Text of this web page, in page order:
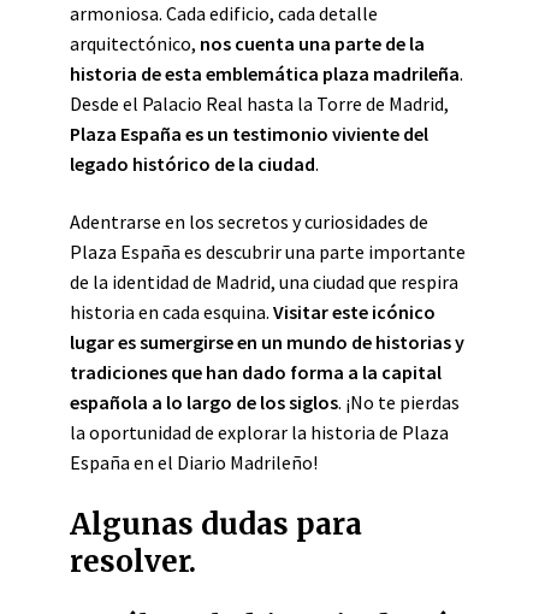
armoniosa. Cada edificio, cada detalle
arquitectónico, nos cuenta una parte de la
historia de esta emblemática plaza madrileña.
Desde el Palacio Real hasta la Torre de Madrid,
Plaza España es un testimonio viviente del
legado histórico de la ciudad.
Adentrarse en los secretos y curiosidades de
Plaza España es descubrir una parte importante
de la identidad de Madrid, una ciudad que respira
historia en cada esquina. Visitar este icónico
lugar es sumergirse en un mundo de historias y
tradiciones que han dado forma a la capital
española a lo largo de los siglos. ¡No te pierdas
la oportunidad de explorar la historia de Plaza
España en el Diario Madrileño!
Algunas dudas para
resolver.